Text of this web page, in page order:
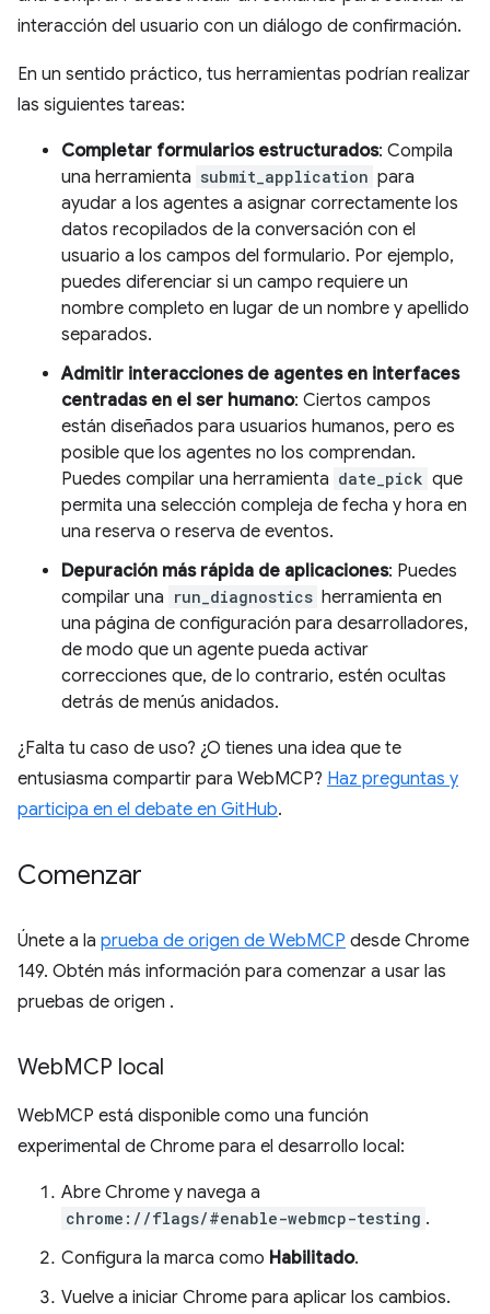
interacción del usuario con un diálogo de confirmación.
En un sentido práctico, tus herramientas podrían realizar
las siguientes tareas:
Completar formularios estructurados: Compila
una herramienta submit_application para
ayudar a los agentes a asignar correctamente los
datos recopilados de la conversación con el
usuario a los campos del formulario. Por ejemplo,
puedes diferenciar si un campo requiere un
nombre completo en lugar de un nombre y apellido
separados.
Admitir interacciones de agentes en interfaces
centradas en el ser humano: Ciertos campos
están diseñados para usuarios humanos, pero es
posible que los agentes no los comprendan.
Puedes compilar una herramienta date_pick que
permita una selección compleja de fecha y hora en
una reserva o reserva de eventos.
Depuración más rápida de aplicaciones: Puedes
compilar una run_diagnostics herramienta en
una página de configuración para desarrolladores,
de modo que un agente pueda activar
correcciones que, de lo contrario, estén ocultas
detrás de menús anidados.
¿Falta tu caso de uso? ¿O tienes una idea que te
entusiasma compartir para WebMCP? Haz preguntas y
participa en el debate en GitHub.
Comenzar
Únete a la prueba de origen de WebMCP desde Chrome
149. Obtén más información para comenzar a usar las
pruebas de origen .
WebMCP local
WebMCP está disponible como una función
experimental de Chrome para el desarrollo local:
Abre Chrome y navega a
chrome://flags/#enable-webmcp-testing .
Configura la marca como Habilitado.
Vuelve a iniciar Chrome para aplicar los cambios.